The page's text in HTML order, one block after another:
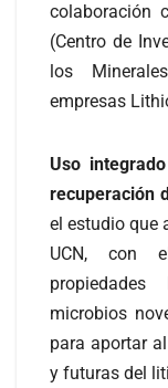
colaboración
(Centro de
los
empresas
Uso
recuperación
el estudio que
UCN, con
microbios
para aportar
y futuras del